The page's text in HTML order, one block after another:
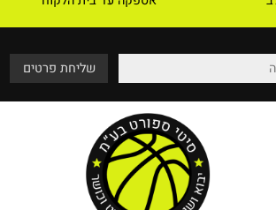
אספקה עד בית הלקוח